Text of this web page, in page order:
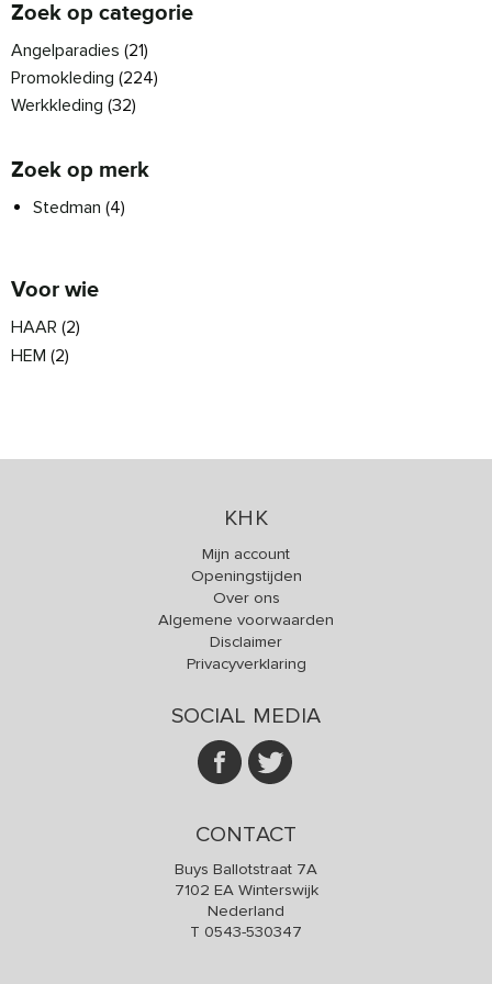
Zoek op categorie
Angelparadies (21)
Promokleding (224)
Werkkleding (32)
Zoek op merk
Stedman (4)
Voor wie
HAAR (2)
HEM (2)
KHK
Mijn account
Openingstijden
Over ons
Algemene voorwaarden
Disclaimer
Privacyverklaring
SOCIAL MEDIA
CONTACT
Buys Ballotstraat 7A
7102 EA Winterswijk
Nederland
T 0543-530347